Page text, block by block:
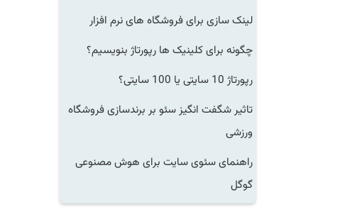
لینک سازی برای فروشگاه های نرم افزار
چگونه برای کلینیک ها رپورتاژ بنویسیم؟
رپورتاژ 10 سایتی یا 100 سایتی؟
تاثیر شگفت انگیز سئو بر برندسازی فروشگاه
ورزشی
راهنمای سئوی سایت برای هوش مصنوعی
گوگل